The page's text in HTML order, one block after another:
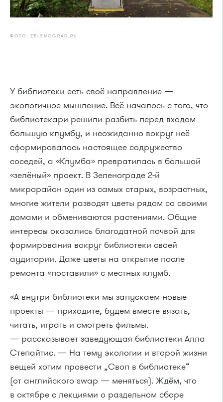
ФОТО: ZELENOGRAD.RU
У библиотеки есть своё направление —
экологичное мышление. Всё началось с того, что
библиотекари решили разбить перед входом
большую клумбу, и неожиданно вокруг неё
сформировалось настоящее содружество
соседей, а «Клумба» превратилась в большой
«зелёный» проект. В Зеленограде 2-й
микрорайон один из самых старых, возрастных,
многие жители разводят цветы рядом со своими
домами и обмениваются растениями. Общие
интересы оказались благодатной почвой для
формирования вокруг библиотеки своей
аудитории. Даже цветы на открытие после
ремонта «поставили» с местных клумб.
«А внутри библиотеки мы запускаем новые
проекты — приходите, будем вместе вязать,
читать, играть и смотреть фильмы.
— рассказывает заведующая библиотеки Алла
Степайтис. — На тему экологии и второй жизни
вещей хотим провести „Своп в библиотеке“
(от английского swap — меняться). Ждём, что
в октябре с лекциями о раздельном сборе